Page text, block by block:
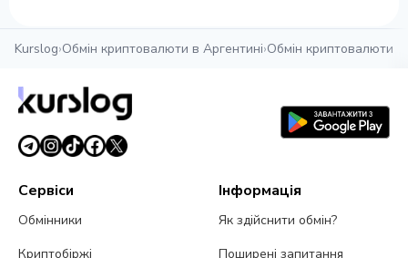
Kurslog›Обмін криптовалюти в Аргентині›Обмін криптовалюти в
Сервіси
Обмінники
Криптобіржі
Інформація
Як здійснити обмін?
Поширені запитання